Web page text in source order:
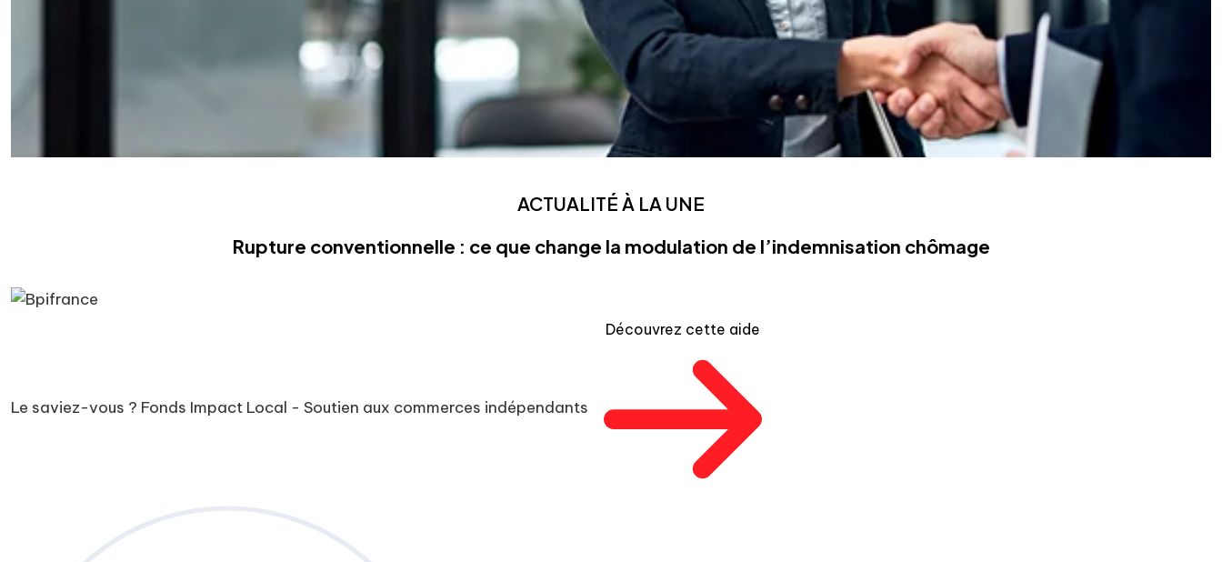
ACTUALITÉ À LA UNE
Rupture conventionnelle : ce que change la modulation de l’indemnisation chômage
Le saviez-vous ? Fonds Impact Local - Soutien aux commerces indépendants
Découvrez cette aide